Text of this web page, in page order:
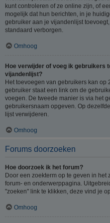
kunt controleren of ze online zijn, of
mogelijk dat hun berichten, in je
gebruiker aan je vijandenlijst
standaard verborgen.
Omhoog
Hoe verwijder of voeg ik gebruikers
vijandenlijst?
Het toevoegen van gebruikers kan op
gebruiker staat een link om de
voegen. De tweede manier is via het
gebruikersnaam opgeven. Op
lijst verwijderen.
Omhoog
Forums doorzoeken
Hoe doorzoek ik het forum?
Door een zoekterm op te geven in het
forum- en onderwerppagina.
"zoeken" link te klikken, deze vind je
Omhoog